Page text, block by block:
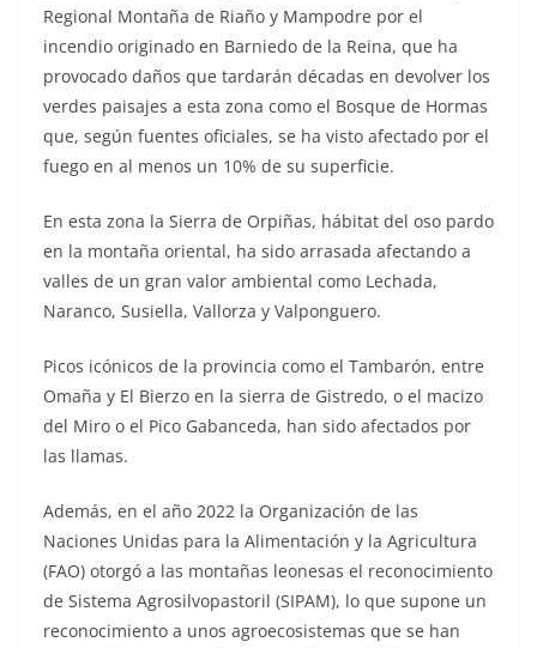
Regional Montaña de Riaño y Mampodre por el
incendio originado en Barniedo de la Reina, que ha
provocado daños que tardarán décadas en devolver los
verdes paisajes a esta zona como el Bosque de Hormas
que, según fuentes oficiales, se ha visto afectado por el
fuego en al menos un 10% de su superficie.
En esta zona la Sierra de Orpiñas, hábitat del oso pardo
en la montaña oriental, ha sido arrasada afectando a
valles de un gran valor ambiental como Lechada,
Naranco, Susiella, Vallorza y Valponguero.
Picos icónicos de la provincia como el Tambarón, entre
Omaña y El Bierzo en la sierra de Gistredo, o el macizo
del Miro o el Pico Gabanceda, han sido afectados por
las llamas.
Además, en el año 2022 la Organización de las
Naciones Unidas para la Alimentación y la Agricultura
(FAO) otorgó a las montañas leonesas el reconocimiento
de Sistema Agrosilvopastoril (SIPAM), lo que supone un
reconocimiento a unos agroecosistemas que se han